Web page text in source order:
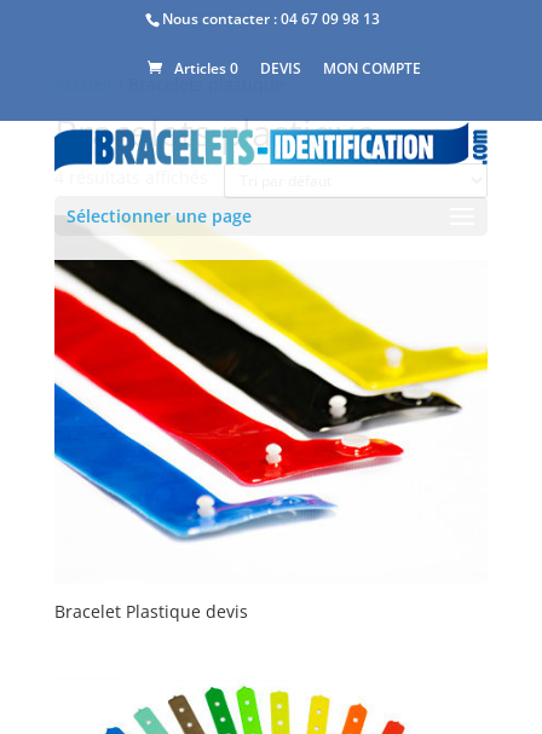
Nous contacter :04 67 09 98 13
Articles 0 DEVIS MON COMPTE
Sélectionner une page
Bracelets plastique
4 résultats affichés
Bracelet Plastique devis